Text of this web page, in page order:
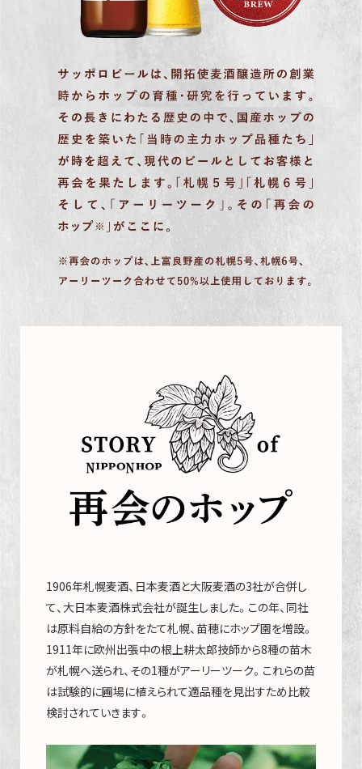
1906年札幌麦酒、日本麦酒と大阪麦酒の3社が合併し
て、大日本麦酒株式会社が誕生しました。この年、同社
は原料自給の方針をたて札幌、苗穂にホップ園を増設。
1911年に欧州出張中の根上耕太郎技師から8種の苗木
が札幌へ送られ、その1種がアーリーツーク。これらの苗
は試験的に圃場に植えられて適品種を見出すため比較
検討されていきます。